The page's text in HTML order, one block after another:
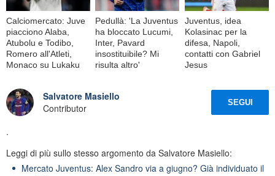
Calciomercato: Juve
piacciono Alaba,
Atubolu e Todibo,
Romero all'Atleti,
Monaco su Lukaku
Pedullà: 'La Juventus
ha bloccato Lucumi,
Inter, Pavard
insostituibile? Mi
risulta altro'
Juventus, idea
Kolasinac per la
difesa, Napoli,
contatti con Gabriel
Jesus
Salvatore Masiello
Contributor
SEGUI
.
Leggi di più sullo stesso argomento da Salvatore Masiello:
Mercato Juventus: Alex Sandro via a giugno? Già individuato il